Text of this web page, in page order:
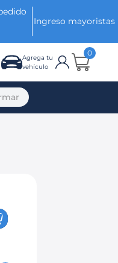
Ingreso mayoristas
Agrega tu
vehículo
0